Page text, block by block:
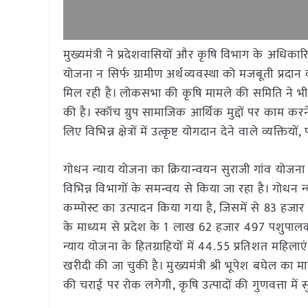
मुख्यमंत्री ने प्रदेशवासियों और कृषि विभाग के
योजना न सिर्फ ग्रामीण अर्थव्यवस्था को मजबूती
मिल रही है। लोकसभा की कृषि मामले की समिति ने
की है। स्कॉच ग्रुप सामाजिक आर्थिक मुद्दों पर काम
लिए विभिन्न क्षेत्रों में उत्कृष्ट योगदान देने वाले
गोधन न्याय योजना का क्रियान्वयन सुराजी गांव
विभिन्न विभागों के समन्वय से किया जा रहा है।
कम्पोस्ट का उत्पादन किया गया है, जिसमें से 83
के माध्यम से प्रदेश के 1 लाख 62 हजार 497 पशुपालक
न्याय योजना के हितग्राहियों में 44.55 प्रतिशत
खरीदी की जा चुकी है। मुख्यमंत्री श्री भूपेश बघेल का
की चराई पर रोक लगेगी, कृषि उत्पादों की गुणवत्ता